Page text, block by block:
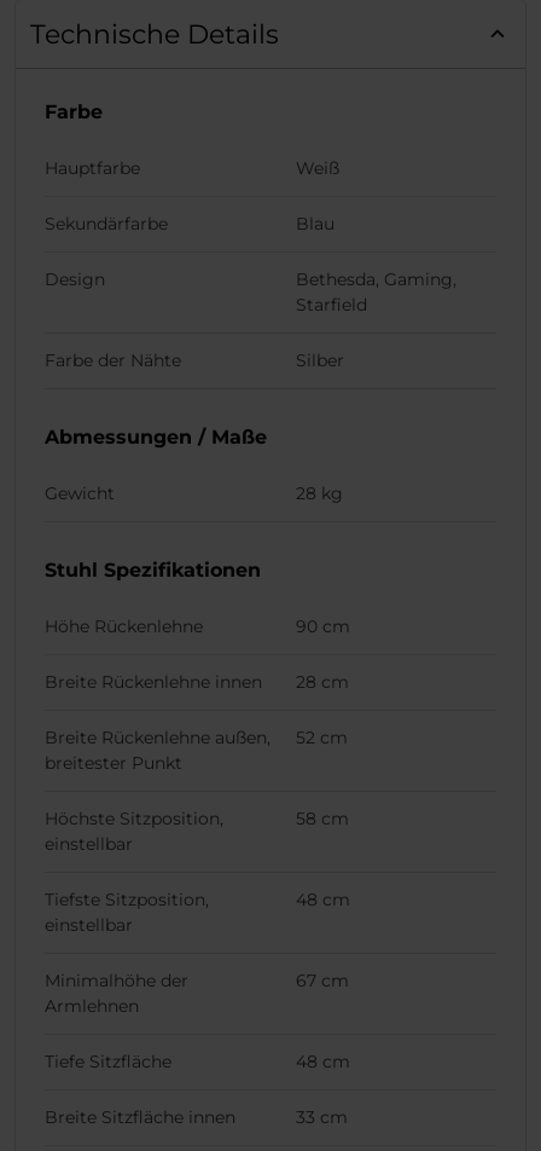
Technische Details
Farbe
Hauptfarbe Weiß
Sekundärfarbe Blau
Design
Bethesda, Gaming,
Starfield
Farbe der Nähte Silber
Abmessungen / Maße
Gewicht 28 kg
Stuhl Spezifikationen
Höhe Rückenlehne 90 cm
Breite Rückenlehne innen 28 cm
Breite Rückenlehne außen,
breitester Punkt
52 cm
Höchste Sitzposition,
einstellbar
58 cm
Tiefste Sitzposition,
einstellbar
48 cm
Minimalhöhe der
Armlehnen
67 cm
Tiefe Sitzfläche 48 cm
Breite Sitzfläche innen 33 cm